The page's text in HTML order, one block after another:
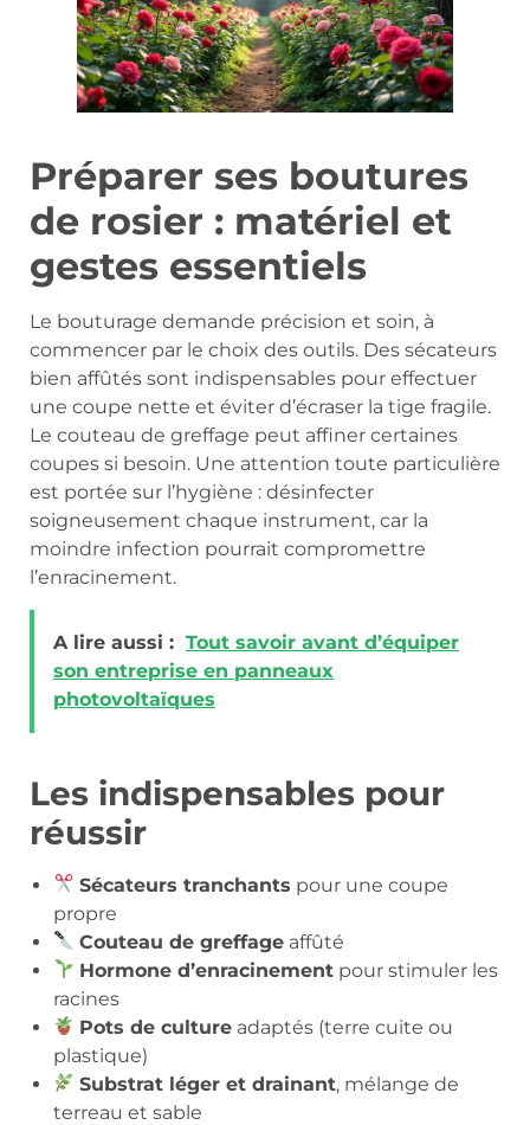
Préparer ses boutures
de rosier : matériel et
gestes essentiels
Le bouturage demande précision et soin, à
commencer par le choix des outils. Des sécateurs
bien affûtés sont indispensables pour effectuer
une coupe nette et éviter d’écraser la tige fragile.
Le couteau de greffage peut affiner certaines
coupes si besoin. Une attention toute particulière
est portée sur l’hygiène : désinfecter
soigneusement chaque instrument, car la
moindre infection pourrait compromettre
l’enracinement.
A lire aussi : Tout savoir avant d’équiper
son entreprise en panneaux
photovoltaïques
Les indispensables pour
réussir
Sécateurs tranchants pour une coupe
propre
Couteau de greffage affûté
Hormone d’enracinement pour stimuler les
racines
Pots de culture adaptés (terre cuite ou
plastique)
Substrat léger et drainant, mélange de
terreau et sable